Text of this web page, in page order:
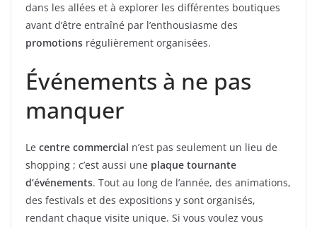
dans les allées et à explorer les différentes boutiques
avant d’être entraîné par l’enthousiasme des
promotions régulièrement organisées.
Événements à ne pas
manquer
Le centre commercial n’est pas seulement un lieu de
shopping ; c’est aussi une plaque tournante
d’événements. Tout au long de l’année, des animations,
des festivals et des expositions y sont organisés,
rendant chaque visite unique. Si vous voulez vous